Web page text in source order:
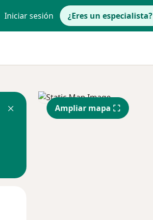
Iniciar sesión ¿Eres un especialista?
Ampliar mapa